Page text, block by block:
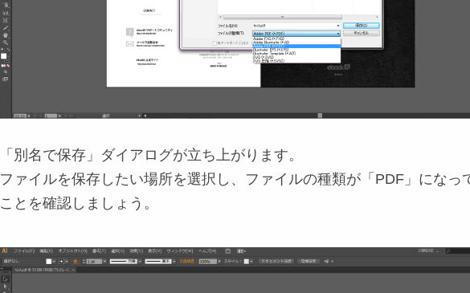
「別名で保存」ダイアログが立ち上がります。
ファイルを保存したい場所を選択し、ファイルの種類が「PDF」になっ
ことを確認しましょう。